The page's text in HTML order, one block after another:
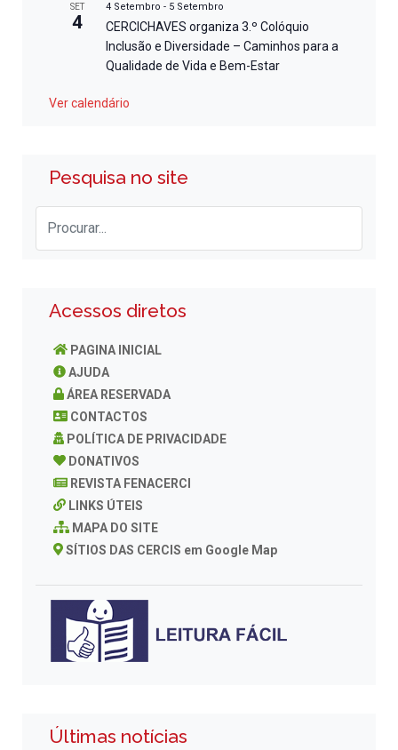
SET
4
4 Setembro - 5 Setembro
CERCICHAVES organiza 3.º Colóquio
Inclusão e Diversidade – Caminhos para a
Qualidade de Vida e Bem-Estar
Ver calendário
Pesquisa no site
Acessos diretos
PAGINA INICIAL
AJUDA
ÁREA RESERVADA
CONTACTOS
POLÍTICA DE PRIVACIDADE
DONATIVOS
REVISTA FENACERCI
LINKS ÚTEIS
MAPA DO SITE
SÍTIOS DAS CERCIS em Google Map
Últimas notícias